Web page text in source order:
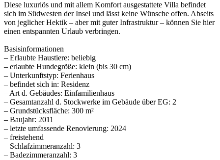
Diese luxuriös und mit allem Komfort ausgestattete Villa befindet
sich im Südwesten der Insel und lässt keine Wünsche offen. Abseits
von jeglicher Hektik – aber mit guter Infrastruktur – können Sie hier
einen entspannten Urlaub verbringen.
Basisinformationen
– Erlaubte Haustiere: beliebig
– erlaubte Hundegröße: klein (bis 30 cm)
– Unterkunftstyp: Ferienhaus
– befindet sich in: Residenz
– Art d. Gebäudes: Einfamilienhaus
– Gesamtanzahl d. Stockwerke im Gebäude über EG: 2
– Grundstücksfläche: 300 m²
– Baujahr: 2011
– letzte umfassende Renovierung: 2024
– freistehend
– Schlafzimmeranzahl: 3
– Badezimmeranzahl: 3